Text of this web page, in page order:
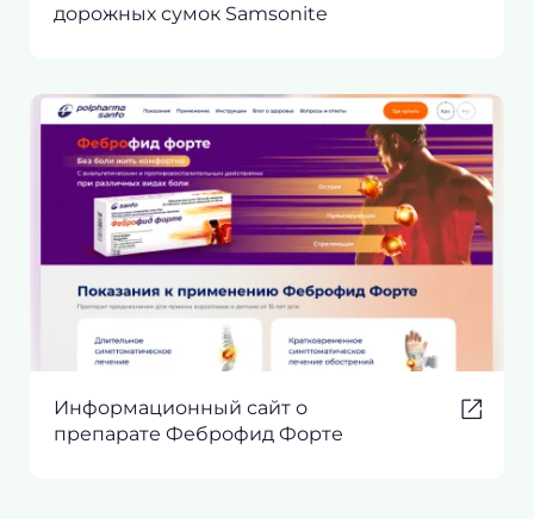
дорожных сумок Samsonite
Информационный сайт о
препарате Феброфид Форте